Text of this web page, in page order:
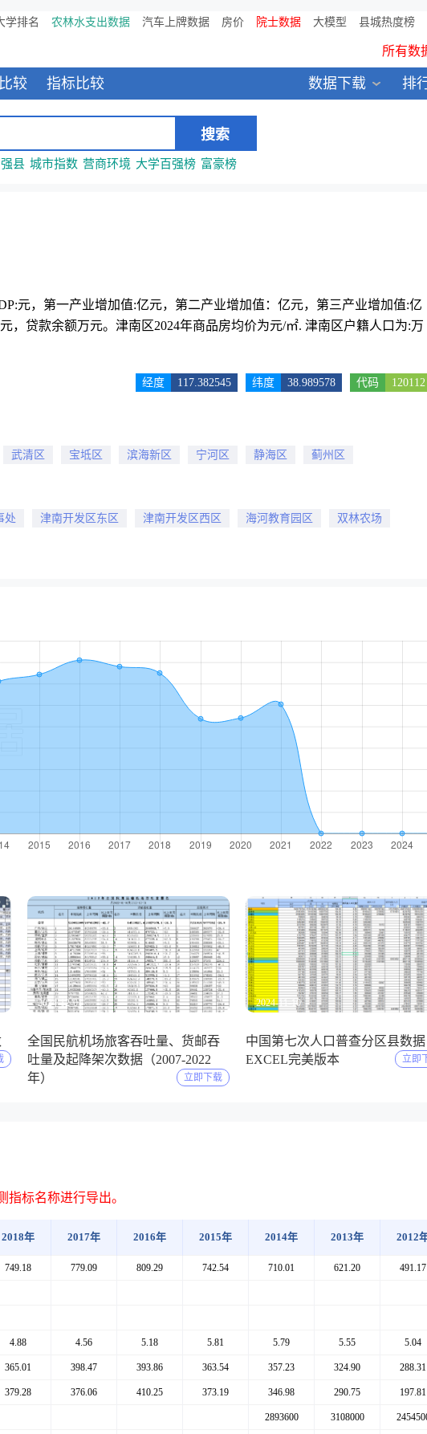
学排名 农林水支出数据 汽车上牌数据 房价 院士数据 大模型 县城热度榜
鸥维数据发布：2024中国大
所有数
全新医院库 包含11万多医疗
较 指标比较 排
数据下载
县 城市指数 营商环境 大学百强榜 富豪榜
元，第一产业增加值:亿元，第二产业增加值：亿元，第三产业增加值:亿
，贷款余额万元。津南区2024年商品房均价为元/㎡. 津南区户籍人口为:万
代码 120112
纬度 38.989578
经度 117.382545
武清区 宝坻区 滨海新区 宁河区 静海区 蓟州区
处 津南开发区东区 津南开发区西区 海河教育园区 双林农场
2024-12-01
全国民航机场旅客吞吐量、货邮吞
吐量及起降架次数据（2007-2022
年）
立即下载
2024-11-10
中国第七次人口普查分区县数据
EXCEL完美版本
立即
标名称进行导出。
2018年 2017年 2016年 2015年 2014年 2013年 2012
749.18 779.09 809.29 742.54 710.01 621.20 491.17
4.88 4.56 5.18 5.81 5.79 5.55 5.04
365.01 398.47 393.86 363.54 357.23 324.90 288.31
379.28 376.06 410.25 373.19 346.98 290.75 197.81
2893600 3108000